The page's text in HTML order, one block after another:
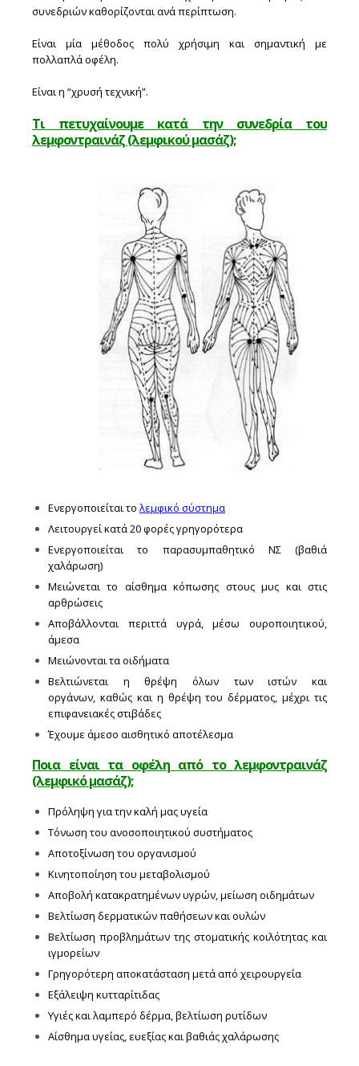
συνεδριών καθορίζονται ανά περίπτωση.
Είναι μία μέθοδος πολύ χρήσιμη και σημαντική με
πολλαπλά οφέλη.
Είναι η “χρυσή τεχνική”.
Τι πετυχαίνουμε κατά την συνεδρία του
λεμφοντραινάζ (λεμφικού μασάζ);
Ενεργοποιείται το λεμφικό σύστημα
Λειτουργεί κατά 20 φορές γρηγορότερα
Ενεργοποιείται το παρασυμπαθητικό ΝΣ (βαθιά
χαλάρωση)
Μειώνεται το αίσθημα κόπωσης στους μυς και στις
αρθρώσεις
Αποβάλλονται περιττά υγρά, μέσω ουροποιητικού,
άμεσα
Μειώνονται τα οιδήματα
Βελτιώνεται η θρέψη όλων των ιστών και
οργάνων, καθώς και η θρέψη του δέρματος, μέχρι τις
επιφανειακές στιβάδες
Έχουμε άμεσο αισθητικό αποτέλεσμα
Ποια είναι τα οφέλη από το λεμφοντραινάζ
(λεμφικό μασάζ);
Πρόληψη για την καλή μας υγεία
Τόνωση του ανοσοποιητικού συστήματος
Αποτοξίνωση του οργανισμού
Κινητοποίηση του μεταβολισμού
Αποβολή κατακρατημένων υγρών, μείωση οιδημάτων
Βελτίωση δερματικών παθήσεων και ουλών
Βελτίωση προβλημάτων της στοματικής κοιλότητας και
ιγμορείων
Γρηγορότερη αποκατάσταση μετά από χειρουργεία
Εξάλειψη κυτταρίτιδας
Υγιές και λαμπερό δέρμα, βελτίωση ρυτίδων
Αίσθημα υγείας, ευεξίας και βαθιάς χαλάρωσης